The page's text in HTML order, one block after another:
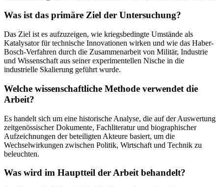
Was ist das primäre Ziel der Untersuchung?
Das Ziel ist es aufzuzeigen, wie kriegsbedingte Umstände als
Katalysator für technische Innovationen wirken und wie das Haber-
Bosch-Verfahren durch die Zusammenarbeit von Militär, Industrie
und Wissenschaft aus seiner experimentellen Nische in die
industrielle Skalierung geführt wurde.
Welche wissenschaftliche Methode verwendet die
Arbeit?
Es handelt sich um eine historische Analyse, die auf der Auswertung
zeitgenössischer Dokumente, Fachliteratur und biographischer
Aufzeichnungen der beteiligten Akteure basiert, um die
Wechselwirkungen zwischen Politik, Wirtschaft und Technik zu
beleuchten.
Was wird im Hauptteil der Arbeit behandelt?